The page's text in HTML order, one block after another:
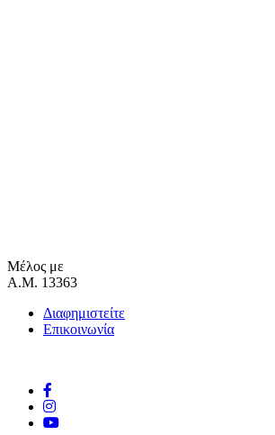
Μέλος με
Α.Μ. 13363
Διαφημιστείτε
Επικοινωνία